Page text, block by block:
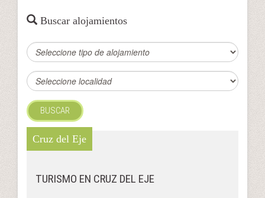
Buscar alojamientos
BUSCAR
Cruz del Eje
TURISMO EN CRUZ DEL EJE